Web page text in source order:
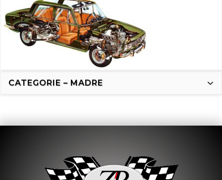
CATEGORIE – MADRE